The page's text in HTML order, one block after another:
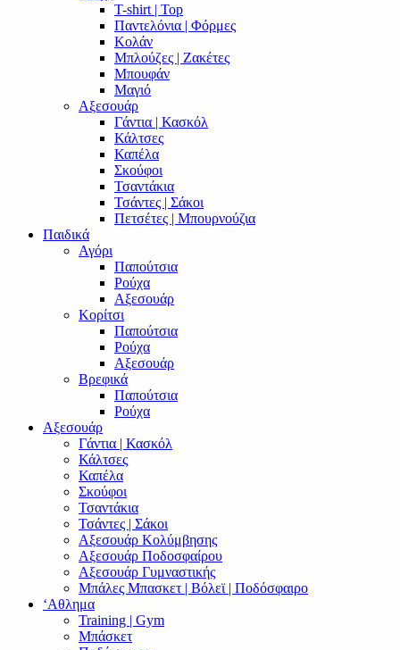
T-shirt | Top
Παντελόνια | Φόρμες
Κολάν
Μπλούζες | Ζακέτες
Μπουφάν
Μαγιό
Αξεσουάρ
Γάντια | Κασκόλ
Κάλτσες
Καπέλα
Σκούφοι
Τσαντάκια
Τσάντες | Σάκοι
Πετσέτες | Μπουρνούζια
Παιδικά
Αγόρι
Παπούτσια
Ρούχα
Αξεσουάρ
Κορίτσι
Παπούτσια
Ρούχα
Αξεσουάρ
Βρεφικά
Παπούτσια
Ρούχα
Αξεσουάρ
Γάντια | Κασκόλ
Κάλτσες
Καπέλα
Σκούφοι
Τσαντάκια
Τσάντες | Σάκοι
Αξεσουάρ Κολύμβησης
Αξεσουάρ Ποδοσφαίρου
Αξεσουάρ Γυμναστικής
Μπάλες Μπασκετ | Βόλεϊ | Ποδόσφαιρο
‘Αθλημα
Training | Gym
Μπάσκετ